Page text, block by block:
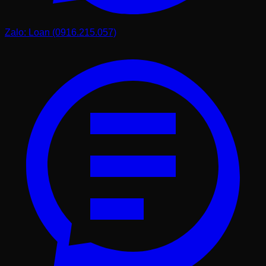
Thủy hãy chọn đá màu đen, xanh nước biển. Người
Cuối cùng, người mệnh Thổ sẽ phát huy tốt nhất năng
lượng khi dùng đá màu vàng đất hoặc nâu. Tôi luôn có
lựa chọn theo cung mệnh của mình.
Khi tư vấn màu sắc, tôi cũng lưu ý khách hàng về sự hài
hòa với màu sơn nhà. Nếu ngôi nhà mang phong cách
hiện đại với tông màu trắng chủ đạo, một bộ bàn ghế đá
đen hoặc xám đậm sẽ tạo nên sự tương phản cực kỳ
sang trọng. Ngược lại, nếu ngôi nhà có nhiều chi tiết gỗ,
các dòng đá màu vàng hoặc nâu sẽ mang lại cảm giác ấm
cúng và gần gũi. Sự tinh tế trong việc phối màu sẽ giúp
nâng tầm giá trị thẩm mỹ cho toàn bộ công trình mà không
cần phải đầu tư quá nhiều tiền vào các món đồ trang trí xa
xỉ khác.
Lưu ý về vị trí đặt bàn ghế đá để tăng độ bền
Dù đá tự nhiên rất bền nhưng "của bền tại người". Nếu có
thể, bạn nên đặt bàn ghế đá dưới bóng cây lớn hoặc dưới
hiên nhà, mái che. Việc này không chỉ giúp người ngồi
cảm thấy mát mẻ hơn mà còn giúp đá tránh được việc
Zalo: Loan (0916.215.057)